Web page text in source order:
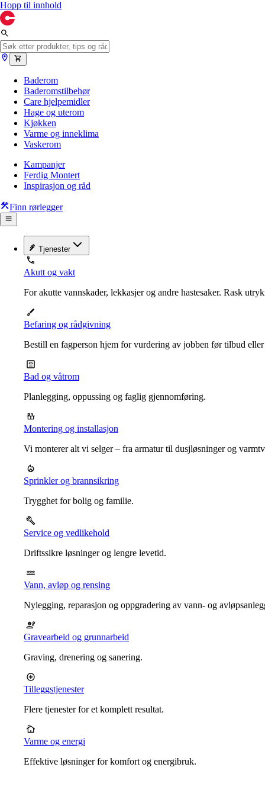
Hopp til innhold
Baderom
Baderomstilbehør
Care hjelpemidler
Hage og uterom
Kjøkken
Varme og inneklima
Vaskerom
Kampanjer
Ferdig Montert
Inspirasjon og råd
Finn rørlegger
Tjenester
Akutt og vakt
For akutte vannskader, lekkasjer og andre hastesaker. Rask
Befaring og rådgivning
Bestill en fagperson hjem for vurdering av jobben før tilbud eller
Bad og våtrom
Planlegging, oppussing og faglig gjennomføring.
Montering og installasjon
Vi monterer alt vi selger – fra armatur til dusjløsninger og
Sprinkler og brannsikring
Trygghet for bolig og familie.
Service og vedlikehold
Driftssikre løsninger og lengre levetid.
Vann, avløp og rensing
Nylegging, reparasjon og oppgradering av vann- og
Gravearbeid og grunnarbeid
Graving, drenering og sanering.
Tilleggstjenester
Flere tjenester for et komplett resultat.
Varme og energi
Effektive løsninger for komfort og energibruk.